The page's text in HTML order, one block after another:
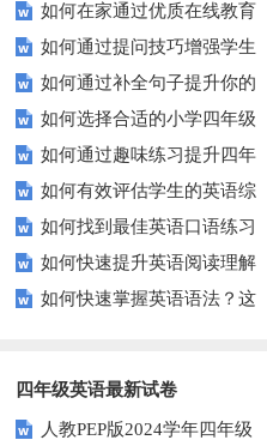
图片内容？
如何在家通过优质在线教育
资源提升自我？
如何通过提问技巧增强学生
的课堂互动？
如何通过补全句子提升你的
写作技巧？
如何选择合适的小学四年级
英语听力练习？
如何通过趣味练习提升四年
级学生的英语句子结构？
如何有效评估学生的英语综
合能力？这些测评方法要知道！
如何找到最佳英语口语练习
方法？这些建议让你事半功倍！
如何快速提升英语阅读理解
能力？这些技巧你必须知道！
如何快速掌握英语语法？这
四年级英语最新试卷
人教PEP版2024学年四年级